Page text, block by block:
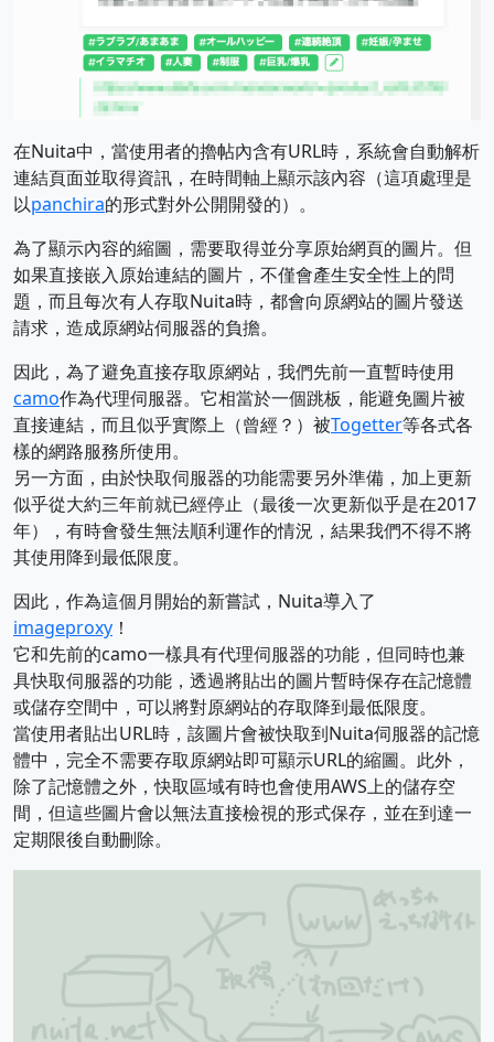
在Nuita中，當使用者的擼帖內含有URL時，系統會自動解析
連結頁面並取得資訊，在時間軸上顯示該內容（這項處理是
以panchira的形式對外公開開發的）。
為了顯示內容的縮圖，需要取得並分享原始網頁的圖片。但
如果直接嵌入原始連結的圖片，不僅會產生安全性上的問
題，而且每次有人存取Nuita時，都會向原網站的圖片發送
請求，造成原網站伺服器的負擔。
因此，為了避免直接存取原網站，我們先前一直暫時使用
camo作為代理伺服器。它相當於一個跳板，能避免圖片被
直接連結，而且似乎實際上（曾經？）被Togetter等各式各
樣的網路服務所使用。
另一方面，由於快取伺服器的功能需要另外準備，加上更新
似乎從大約三年前就已經停止（最後一次更新似乎是在2017
年），有時會發生無法順利運作的情況，結果我們不得不將
其使用降到最低限度。
因此，作為這個月開始的新嘗試，Nuita導入了
imageproxy ！
它和先前的camo一樣具有代理伺服器的功能，但同時也兼
具快取伺服器的功能，透過將貼出的圖片暫時保存在記憶體
或儲存空間中，可以將對原網站的存取降到最低限度。
當使用者貼出URL時，該圖片會被快取到Nuita伺服器的記憶
體中，完全不需要存取原網站即可顯示URL的縮圖。此外，
除了記憶體之外，快取區域有時也會使用AWS上的儲存空
間，但這些圖片會以無法直接檢視的形式保存，並在到達一
定期限後自動刪除。